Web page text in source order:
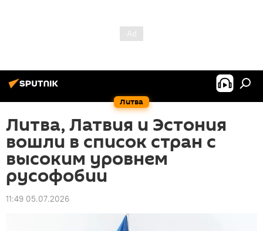
Литва
Литва, Латвия и Эстония
вошли в список стран с
высоким уровнем
русофобии
11:49 05.07.2026